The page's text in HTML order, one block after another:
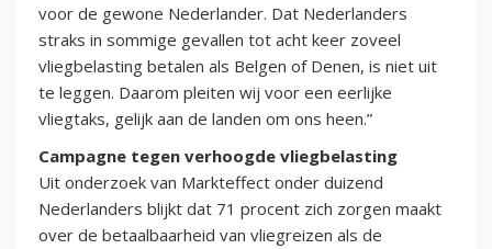
voor de gewone Nederlander. Dat Nederlanders
straks in sommige gevallen tot acht keer zoveel
vliegbelasting betalen als Belgen of Denen, is niet uit
te leggen. Daarom pleiten wij voor een eerlijke
vliegtaks, gelijk aan de landen om ons heen.”
Campagne tegen verhoogde vliegbelasting
Uit onderzoek van Markteffect onder duizend
Nederlanders blijkt dat 71 procent zich zorgen maakt
over de betaalbaarheid van vliegreizen als de